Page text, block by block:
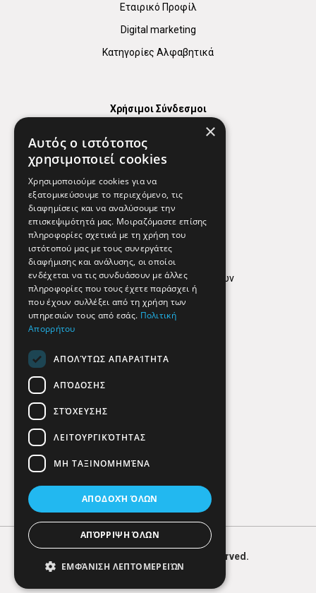
Εταιρικό Προφίλ
Digital marketing
Κατηγορίες Αλφαβητικά
Χρήσιμοι Σύνδεσμοι
Χρήσιμα Τηλέφωνα
Εφημερεύοντα Φαρμακεία
Απόρρητο
Όροι Χρήσης
Πολιτική προστασίας δεδομένων
Findhere
Social Media
HERE. All Rights Reserved.
×
Αυτός ο ιστότοπος
χρησιμοποιεί cookies
Χρησιμοποιούμε cookies για να
εξατομικεύσουμε το περιεχόμενο, τις
διαφημίσεις και να αναλύσουμε την
επισκεψιμότητά μας. Μοιραζόμαστε επίσης
πληροφορίες σχετικά με τη χρήση του
ιστότοπού μας με τους συνεργάτες
διαφήμισης και ανάλυσης, οι οποίοι
ενδέχεται να τις συνδυάσουν με άλλες
πληροφορίες που τους έχετε παράσχει ή
που έχουν συλλέξει από τη χρήση των
υπηρεσιών τους από εσάς. Πολιτική
Απορρήτου
ΑΠΟΛΎΤΩΣ ΑΠΑΡΑΊΤΗΤΑ
ΑΠΌΔΟΣΗΣ
ΣΤΌΧΕΥΣΗΣ
ΛΕΙΤΟΥΡΓΙΚΌΤΗΤΑΣ
ΜΗ ΤΑΞΙΝΟΜΗΜΈΝΑ
ΑΠΟΔΟΧΉ ΌΛΩΝ
ΑΠΌΡΡΙΨΗ ΌΛΩΝ
ΕΜΦΆΝΙΣΗ ΛΕΠΤΟΜΕΡΕΙΏΝ